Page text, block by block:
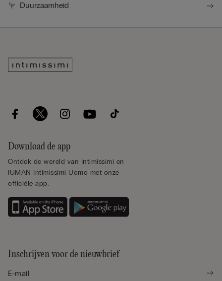
Duurzaamheid
Download de app
Ontdek de wereld van Intimissimi en
IUMAN Intimissimi Uomo met onze
officiële app.
Inschrijven voor de nieuwbrief